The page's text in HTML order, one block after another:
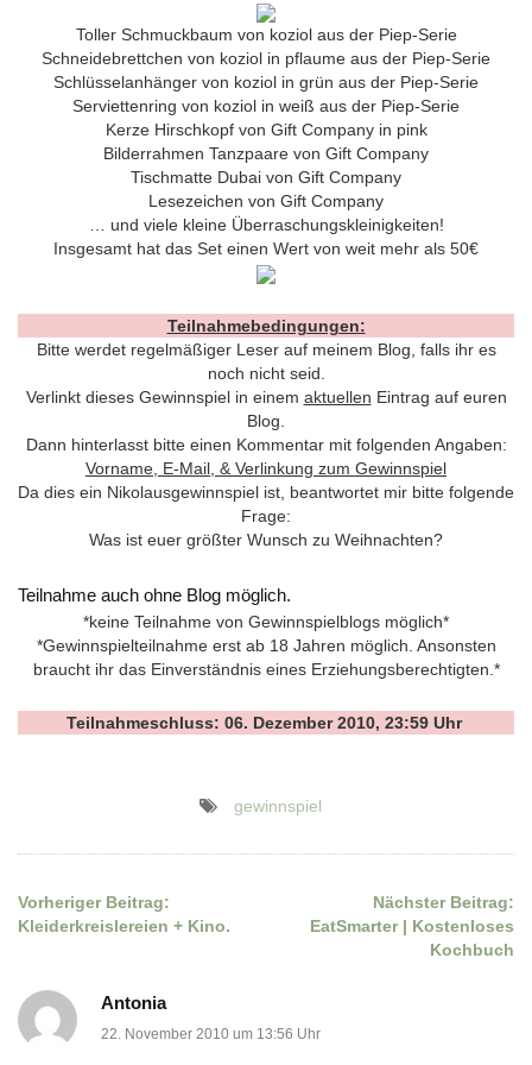
Toller Schmuckbaum von koziol aus der Piep-Serie
Schneidebrettchen von koziol in pflaume aus der Piep-Serie
Schlüsselanhänger von koziol in grün aus der Piep-Serie
Serviettenring von koziol in weiß aus der Piep-Serie
Kerze Hirschkopf von Gift Company in pink
Bilderrahmen Tanzpaare von Gift Company
Tischmatte Dubai von Gift Company
Lesezeichen von Gift Company
… und viele kleine Überraschungskleinigkeiten!
Insgesamt hat das Set einen Wert von weit mehr als 50€
Teilnahmebedingungen:
Bitte werdet regelmäßiger Leser auf meinem Blog, falls ihr es
noch nicht seid.
Verlinkt dieses Gewinnspiel in einem aktuellen Eintrag auf euren
Blog.
Dann hinterlasst bitte einen Kommentar mit folgenden Angaben:
Vorname, E-Mail, & Verlinkung zum Gewinnspiel
Da dies ein Nikolausgewinnspiel ist, beantwortet mir bitte folgende
Frage:
Was ist euer größter Wunsch zu Weihnachten?
Teilnahme auch ohne Blog möglich.
*keine Teilnahme von Gewinnspielblogs möglich*
*Gewinnspielteilnahme erst ab 18 Jahren möglich. Ansonsten
braucht ihr das Einverständnis eines Erziehungsberechtigten.*
Teilnahmeschluss: 06. Dezember 2010, 23:59 Uhr
gewinnspiel
Beitragsnavigation
Vorheriger Beitrag:
Kleiderkreislereien + Kino.
Nächster Beitrag:
EatSmarter | Kostenloses
Kochbuch
Antonia
22. November 2010 um 13:56 Uhr